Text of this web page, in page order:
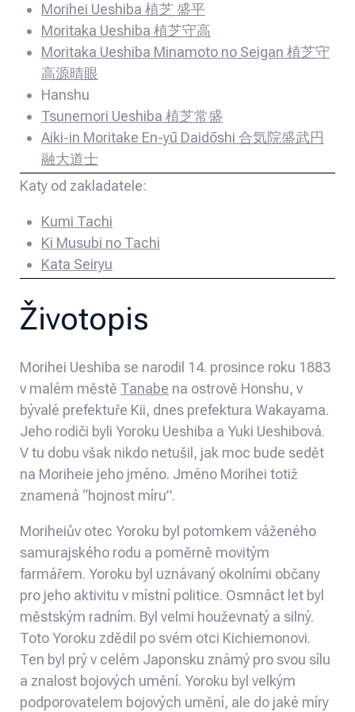
Morihei Ueshiba 植芝 盛平
Moritaka Ueshiba 植芝守高
Moritaka Ueshiba Minamoto no Seigan 植芝守
高源晴眼
Hanshu
Tsunemori Ueshiba 植芝常盛
Aiki-in Moritake En-yū Daidōshi 合気院盛武円
融大道士
Katy od zakladatele:
Kumi Tachi
Ki Musubi no Tachi
Kata Seiryu
Životopis
Morihei Ueshiba se narodil 14. prosince roku 1883
v malém městě Tanabe na ostrově Honshu, v
bývalé prefektuře Kii, dnes prefektura Wakayama.
Jeho rodiči byli Yoroku Ueshiba a Yuki Ueshibová.
V tu dobu však nikdo netušil, jak moc bude sedět
na Moriheie jeho jméno. Jméno Morihei totiž
znamená “hojnost míru”.
Moriheiův otec Yoroku byl potomkem váženého
samurajského rodu a poměrně movitým
farmářem. Yoroku byl uznávaný okolními občany
pro jeho aktivitu v místní politice. Osmnáct let byl
městským radním. Byl velmi houževnatý a silný.
Toto Yoroku zdědil po svém otci Kichiemonovi.
Ten byl prý v celém Japonsku známý pro svou sílu
a znalost bojových umění. Yoroku byl velkým
podporovatelem bojových umění, ale do jaké míry